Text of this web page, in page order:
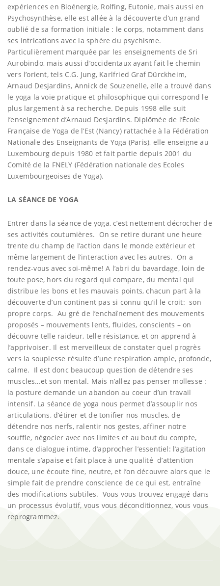
expériences en Bioénergie, Rolfing, Eutonie, mais aussi en
Psychosynthèse, elle est allée à la découverte d’un grand
oublié de sa formation initiale : le corps, notamment dans
ses intrications avec la sphère du psychisme.
Particulièrement marquée par les enseignements de Sri
Aurobindo, mais aussi d’occidentaux ayant fait le chemin
vers l’orient, tels C.G. Jung, Karlfried Graf Dürckheim,
Arnaud Desjardins, Annick de Souzenelle, elle a trouvé dans
le yoga la voie pratique et philosophique qui correspond le
plus largement à sa recherche. Depuis 1998 elle suit
l’enseignement d’Arnaud Desjardins. Diplômée de l’École
Française de Yoga de l’Est (Nancy) rattachée à la Fédération
Nationale des Enseignants de Yoga (Paris), elle enseigne au
Luxembourg depuis 1980 et fait partie depuis 2001 du
Comité de la FNELY (Fédération nationale des Ecoles
Luxembourgeoises de Yoga).
LA SÉANCE DE YOGA
Entrer dans la séance de yoga, c’est nettement décrocher de
ses activités coutumières. On se retire durant une heure
trente du champ de l’action dans le monde extérieur et
même largement de l’interaction avec les autres. On a
rendez-vous avec soi-même! A l’abri du bavardage, loin de
toute pose, hors du regard qui compare, du mental qui
distribue les bons et les mauvais points, chacun part à la
découverte d’un continent pas si connu qu’il le croit: son
propre corps. Au gré de l’enchaînement des mouvements
proposés – mouvements lents, fluides, conscients – on
découvre telle raideur, telle résistance, et on apprend à
l’apprivoiser. Il est merveilleux de constater quel progrès
vers la souplesse résulte d’une respiration ample, profonde,
calme. Il est donc beaucoup question de détendre ses
muscles…et son mental. Mais n’allez pas penser mollesse :
la posture demande un abandon au coeur d’un travail
intensif. La séance de yoga nous permet d’assouplir nos
articulations, d’étirer et de tonifier nos muscles, de
détendre nos nerfs, ralentir nos gestes, affiner notre
souffle, négocier avec nos limites et au bout du compte,
dans ce dialogue intime, d’approcher l’essentiel: l’agitation
mentale s’apaise et fait place à une qualité d’attention
douce, une écoute fine, neutre, et l’on découvre alors que le
simple fait de prendre conscience de ce qui est, entraîne
des modifications subtiles. Vous vous trouvez engagé dans
un processus évolutif, vous vous déconditionnez, vous vous
reprogrammez.